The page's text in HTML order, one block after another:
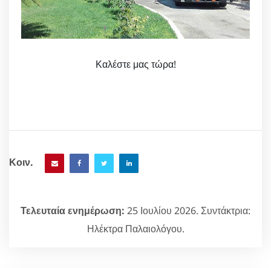
Καλέστε μας τώρα!
Κοιν.
Τελευταία ενημέρωση: 25 Ιουλίου 2026. Συντάκτρια:
Ηλέκτρα Παλαιολόγου.